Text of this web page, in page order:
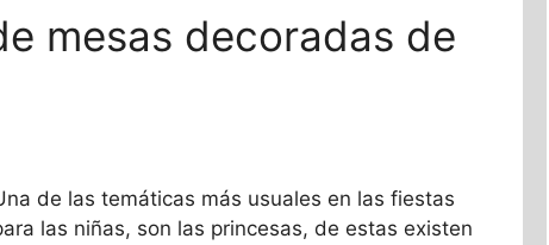
mesas decoradas de
de las temáticas más usuales en las fiestas
las niñas, son las princesas, de estas existen